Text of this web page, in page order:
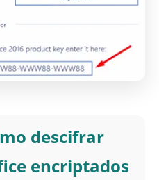
descifrar
encriptados